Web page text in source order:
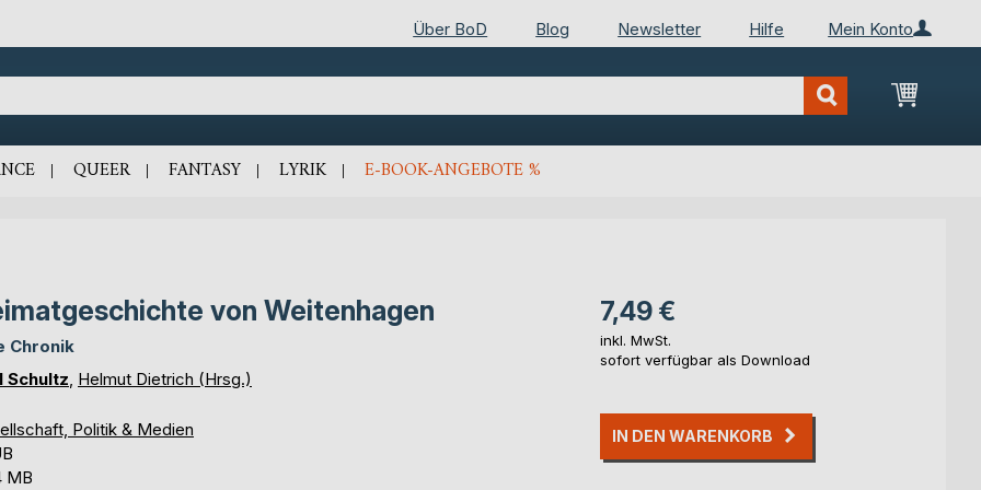
Mein Konto
Über BoD Blog Newsletter Hilfe
Mein
QUEER FANTASY LYRIK E-BOOK-ANGEBOTE %
von Weitenhagen
Chronik
Schultz Helmut Dietrich (Hrsg.)
Politik & Medien
MB
7,49 €
inkl. MwSt.
sofort verfügbar als Download
IN DEN WARENKORB